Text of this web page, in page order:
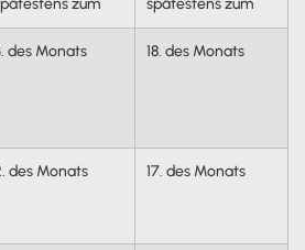
zum
spätestens zum
des Monats 18. des Monats
des Monats 17. des Monats